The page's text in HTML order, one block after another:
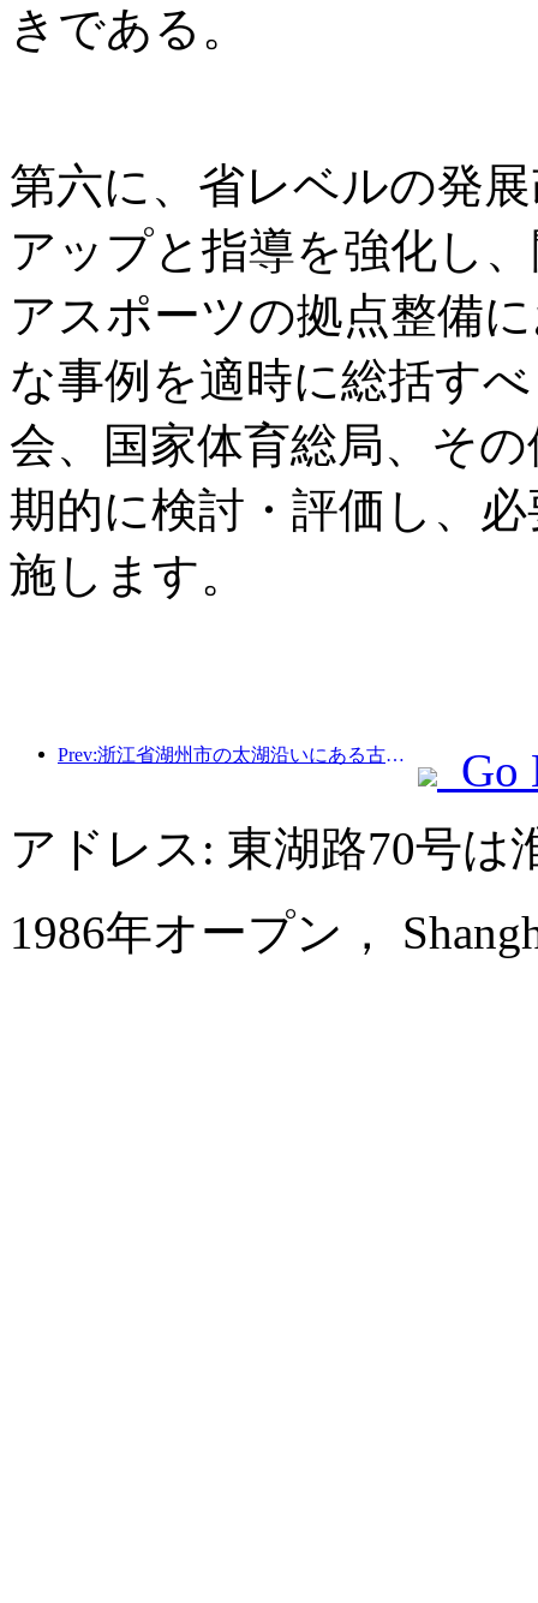
きである。
第六に、省レベルの発
アップと指導を強化し
アスポーツの拠点整備
な事例を適時に総括す
会、国家体育総局、そ
期的に検討・評価し、
施します。
Prev:浙江省湖州市の太湖沿いにある古い村落では、10億元近くの投資をかけて改修と改良が始まった。
Go
アドレス: 東湖路70号は
1986年オープン，